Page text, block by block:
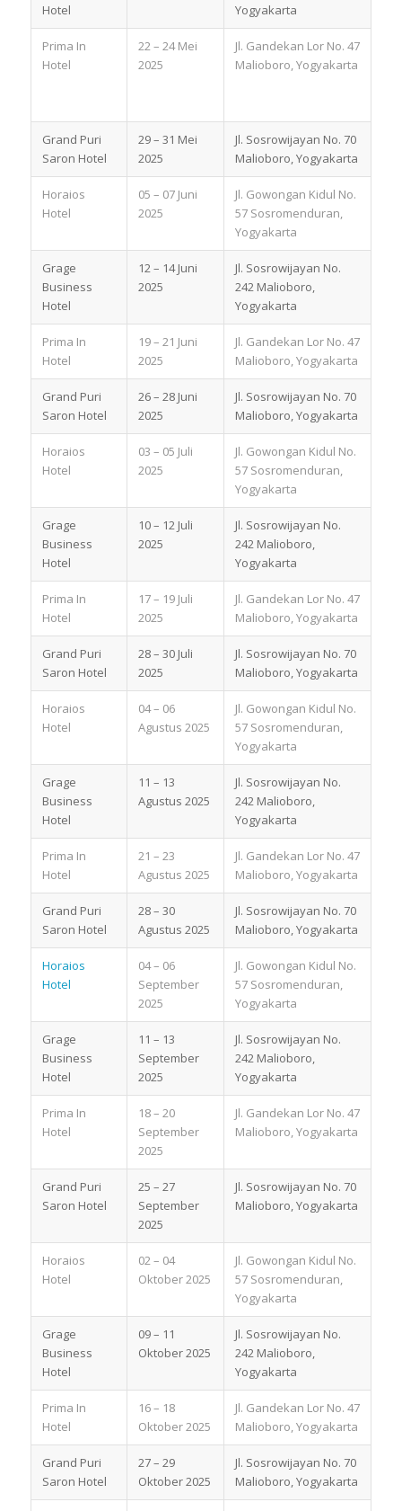
Hotel
Yogyakarta
Prima In
Hotel
22 – 24 Mei
2025
Jl. Gandekan Lor No. 47
Malioboro, Yogyakarta
Grand Puri
Saron Hotel
29 – 31 Mei
2025
Jl. Sosrowijayan No. 70
Malioboro, Yogyakarta
Horaios
Hotel
05 – 07 Juni
2025
Jl. Gowongan Kidul No.
57 Sosromenduran,
Yogyakarta
Grage
Business
Hotel
12 – 14 Juni
2025
Jl. Sosrowijayan No.
242 Malioboro,
Yogyakarta
Prima In
Hotel
19 – 21 Juni
2025
Jl. Gandekan Lor No. 47
Malioboro, Yogyakarta
Grand Puri
Saron Hotel
26 – 28 Juni
2025
Jl. Sosrowijayan No. 70
Malioboro, Yogyakarta
Horaios
Hotel
03 – 05 Juli
2025
Jl. Gowongan Kidul No.
57 Sosromenduran,
Yogyakarta
Grage
Business
Hotel
10 – 12 Juli
2025
Jl. Sosrowijayan No.
242 Malioboro,
Yogyakarta
Prima In
Hotel
17 – 19 Juli
2025
Jl. Gandekan Lor No. 47
Malioboro, Yogyakarta
Grand Puri
Saron Hotel
28 – 30 Juli
2025
Jl. Sosrowijayan No. 70
Malioboro, Yogyakarta
Horaios
Hotel
04 – 06
Agustus 2025
Jl. Gowongan Kidul No.
57 Sosromenduran,
Yogyakarta
Grage
Business
Hotel
11 – 13
Agustus 2025
Jl. Sosrowijayan No.
242 Malioboro,
Yogyakarta
Prima In
Hotel
21 – 23
Agustus 2025
Jl. Gandekan Lor No. 47
Malioboro, Yogyakarta
Grand Puri
Saron Hotel
28 – 30
Agustus 2025
Jl. Sosrowijayan No. 70
Malioboro, Yogyakarta
Horaios
Hotel
04 – 06
September
2025
Jl. Gowongan Kidul No.
57 Sosromenduran,
Yogyakarta
Grage
Business
Hotel
11 – 13
September
2025
Jl. Sosrowijayan No.
242 Malioboro,
Yogyakarta
Prima In
Hotel
18 – 20
September
2025
Jl. Gandekan Lor No. 47
Malioboro, Yogyakarta
Grand Puri
Saron Hotel
25 – 27
September
2025
Jl. Sosrowijayan No. 70
Malioboro, Yogyakarta
Horaios
Hotel
02 – 04
Oktober 2025
Jl. Gowongan Kidul No.
57 Sosromenduran,
Yogyakarta
Grage
Business
Hotel
09 – 11
Oktober 2025
Jl. Sosrowijayan No.
242 Malioboro,
Yogyakarta
Prima In
Hotel
16 – 18
Oktober 2025
Jl. Gandekan Lor No. 47
Malioboro, Yogyakarta
Grand Puri
Saron Hotel
27 – 29
Oktober 2025
Jl. Sosrowijayan No. 70
Malioboro, Yogyakarta